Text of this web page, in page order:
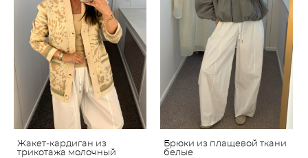
Жакет-кардиган из
трикотажа молочный
Брюки из плащевой ткани
белые